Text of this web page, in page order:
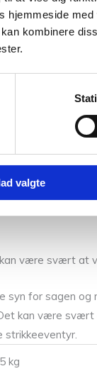
kombinere
valgte
blive vasket
spændende
være svært
for sagen
kan være
strikkeeventyr.
kg